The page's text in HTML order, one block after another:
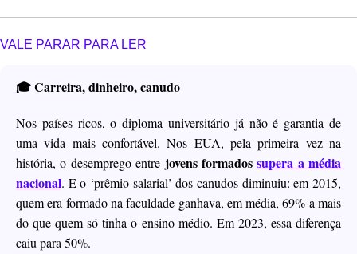
VALE PARAR PARA LER
🎓 Carreira, dinheiro, canudo
Nos países ricos, o diploma universitário já não é garantia de
uma vida mais confortável. Nos EUA, pela primeira vez na
história, o desemprego entre jovens formados supera a média
nacional. E o ‘prêmio salarial’ dos canudos diminuiu: em 2015,
quem era formado na faculdade ganhava, em média, 69% a mais
do que quem só tinha o ensino médio. Em 2023, essa diferença
caiu para 50%.